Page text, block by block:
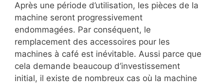
Après une période d’utilisation, les pièces de la
machine seront progressivement
endommagées. Par conséquent, le
remplacement des accessoires pour les
machines à café est inévitable. Aussi parce que
cela demande beaucoup d’investissement
initial, il existe de nombreux cas où la machine